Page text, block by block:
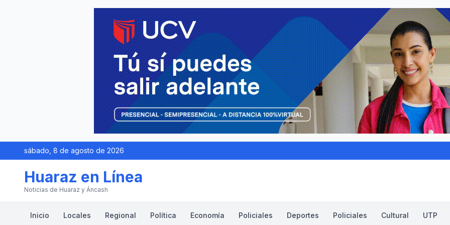
sábado, 8 de agosto de 2026
Huaraz en Línea
Noticias de Huaraz y Áncash
Inicio Locales Regional Política Economía Policiales Deportes Policiales Cultural UTP